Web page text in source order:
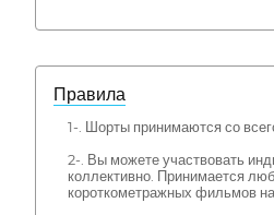
Правила
1-. Шорты принимаются со
2-. Вы можете участвовать
коллективно. Принимается
короткометражных фильмов на